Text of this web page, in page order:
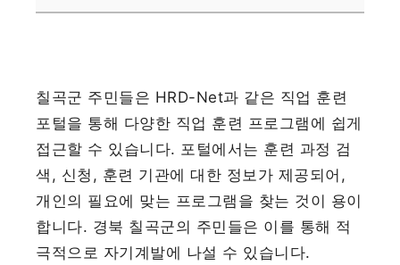
칠곡군 주민들은 HRD-Net과 같은 직업 훈련
포털을 통해 다양한 직업 훈련 프로그램에 쉽게
접근할 수 있습니다. 포털에서는 훈련 과정 검
색, 신청, 훈련 기관에 대한 정보가 제공되어,
개인의 필요에 맞는 프로그램을 찾는 것이 용이
합니다. 경북 칠곡군의 주민들은 이를 통해 적
극적으로 자기계발에 나설 수 있습니다.